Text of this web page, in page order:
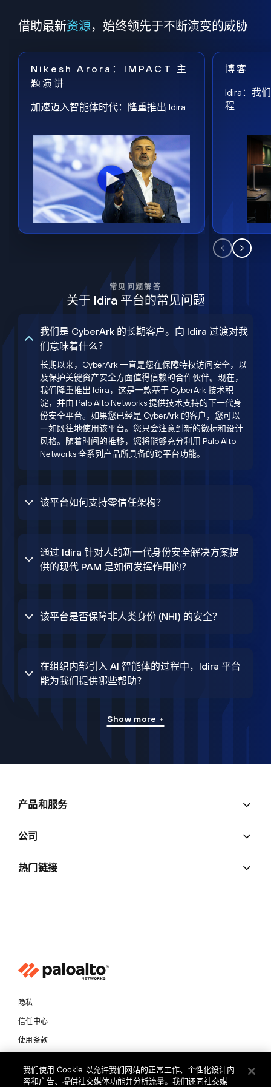
借助最新资源，始终领先于不断演变的威胁
Nikesh Arora：IMPACT 主
题演讲
加速迈入智能体时代：隆重推出 Idira
博客
Idira：我
程
常见问题解答
关于 Idira 平台的常见问题
我们是 CyberArk 的长期客户。向 Idira 过渡对我
们意味着什么？
长期以来，CyberArk 一直是您在保障特权访问安全，以
及保护关键资产安全方面值得信赖的合作伙伴。现在，
我们隆重推出 Idira，这是一款基于 CyberArk 技术积
淀，并由 Palo Alto Networks 提供技术支持的下一代身
份安全平台。如果您已经是 CyberArk 的客户，您可以
一如既往地使用该平台。您只会注意到新的徽标和设计
风格。随着时间的推移，您将能够充分利用 Palo Alto
Networks 全系列产品所具备的跨平台功能。
该平台如何支持零信任架构？
通过 Idira 针对人的新一代身份安全解决方案提
供的现代 PAM 是如何发挥作用的？
该平台是否保障非人类身份 (NHI) 的安全？
在组织内部引入 AI 智能体的过程中，Idira 平台
能为我们提供哪些帮助？
Show more +
产品和服务
公司
热门链接
隐私
信任中心
使用条款
我们使用 Cookie 以允许我们网站的正常工作、个性化设计内
容和广告、提供社交媒体功能并分析流量。我们还同社交媒